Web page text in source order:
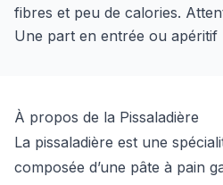
fibres et peu de calories.
Une part en entrée ou apéritif
À propos de la Pissaladière
La pissaladière est une
composée d’une pâte à pain